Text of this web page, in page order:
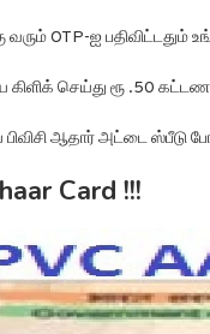
OTP-ஐ பதிவிட்டதும்
செய்து ரூ .50
ஆதார் அட்டை ஸ்பீடு
Card !!!